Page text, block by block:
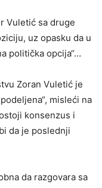
Vuletić sa druge
uz opasku da u
politička opcija“…
Zoran Vuletić je
misleći na
konsenzus i
da je poslednji
da razgovara sa